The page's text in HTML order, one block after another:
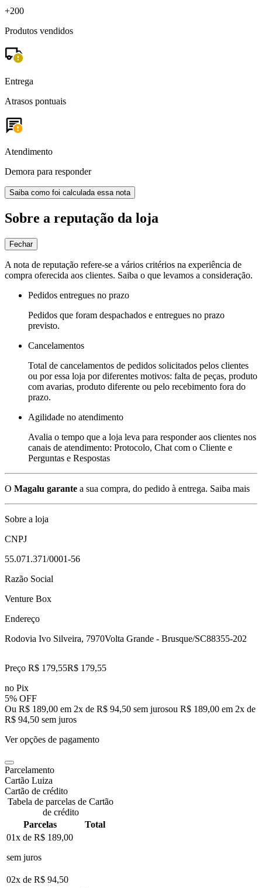
+200
Produtos vendidos
Entrega
Atrasos pontuais
Atendimento
Demora para responder
Saiba como foi calculada essa nota
Sobre a reputação da loja
Fechar
A nota de reputação refere-se a vários critérios na experiência de
compra oferecida aos clientes. Saiba o que levamos a consideração.
Pedidos entregues no prazo
Pedidos que foram despachados e entregues no prazo
previsto.
Cancelamentos
Total de cancelamentos de pedidos solicitados pelos clientes
ou por essa loja por diferentes motivos: falta de peças, produto
com avarias, produto diferente ou pelo recebimento fora do
prazo.
Agilidade no atendimento
Avalia o tempo que a loja leva para responder aos clientes nos
canais de atendimento: Protocolo, Chat com o Cliente e
Perguntas e Respostas
O Magalu garante a sua compra, do pedido à entrega. Saiba mais
Sobre a loja
CNPJ
55.071.371/0001-56
Razão Social
Venture Box
Endereço
Rodovia Ivo Silveira, 7970Volta Grande - Brusque/SC88355-202
Preço R$ 179,55R$ 179,55
no Pix
5% OFF
Ou R$ 189,00 em 2x de R$ 94,50 sem jurosou R$ 189,00 em 2x de
R$ 94,50 sem juros
Ver opções de pagamento
Parcelamento
Cartão Luiza
Cartão de crédito
Tabela de parcelas de Cartão
de crédito
Parcelas
Total
01x de R$ 189,00
sem juros
02x de R$ 94,50